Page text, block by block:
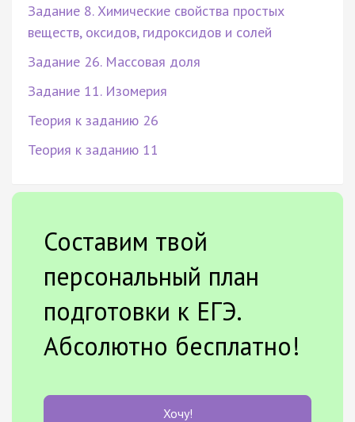
Задание 8. Химические свойства простых
веществ, оксидов, гидроксидов и солей
Задание 26. Массовая доля
Задание 11. Изомерия
Теория к заданию 26
Теория к заданию 11
Составим твой
персональный план
подготовки к ЕГЭ.
Абсолютно бесплатно!
Хочу!